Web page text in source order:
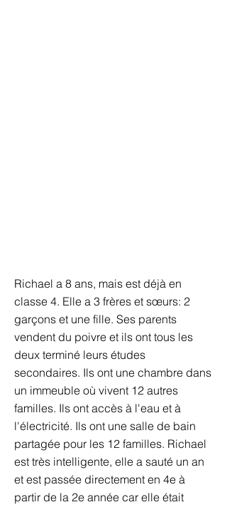
Richael a 8 ans, mais est déjà en
classe 4. Elle a 3 frères et sœurs: 2
garçons et une fille. Ses parents
vendent du poivre et ils ont tous les
deux terminé leurs études
secondaires. Ils ont une chambre dans
un immeuble où vivent 12 autres
familles. Ils ont accès à l'eau et à
l'électricité. Ils ont une salle de bain
partagée pour les 12 familles. Richael
est très intelligente, elle a sauté un an
et est passée directement en 4e à
partir de la 2e année car elle était